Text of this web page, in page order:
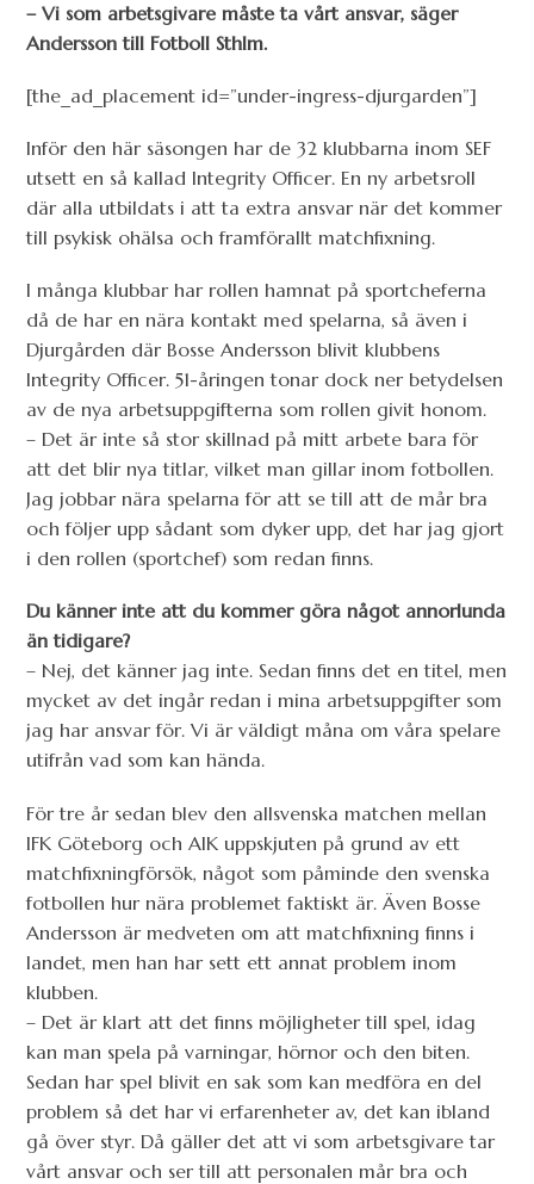
– Vi som arbetsgivare måste ta vårt ansvar, säger
Andersson till Fotboll Sthlm.
[the_ad_placement id=”under-ingress-djurgarden”]
Inför den här säsongen har de 32 klubbarna inom SEF
utsett en så kallad Integrity Officer. En ny arbetsroll
där alla utbildats i att ta extra ansvar när det kommer
till psykisk ohälsa och framförallt matchfixning.
I många klubbar har rollen hamnat på sportcheferna
då de har en nära kontakt med spelarna, så även i
Djurgården där Bosse Andersson blivit klubbens
Integrity Officer. 51-åringen tonar dock ner betydelsen
av de nya arbetsuppgifterna som rollen givit honom.
– Det är inte så stor skillnad på mitt arbete bara för
att det blir nya titlar, vilket man gillar inom fotbollen.
Jag jobbar nära spelarna för att se till att de mår bra
och följer upp sådant som dyker upp, det har jag gjort
i den rollen (sportchef) som redan finns.
Du känner inte att du kommer göra något annorlunda
än tidigare?
– Nej, det känner jag inte. Sedan finns det en titel, men
mycket av det ingår redan i mina arbetsuppgifter som
jag har ansvar för. Vi är väldigt måna om våra spelare
utifrån vad som kan hända.
För tre år sedan blev den allsvenska matchen mellan
IFK Göteborg och AIK uppskjuten på grund av ett
matchfixningförsök, något som påminde den svenska
fotbollen hur nära problemet faktiskt är. Även Bosse
Andersson är medveten om att matchfixning finns i
landet, men han har sett ett annat problem inom
klubben.
– Det är klart att det finns möjligheter till spel, idag
kan man spela på varningar, hörnor och den biten.
Sedan har spel blivit en sak som kan medföra en del
problem så det har vi erfarenheter av, det kan ibland
gå över styr. Då gäller det att vi som arbetsgivare tar
vårt ansvar och ser till att personalen mår bra och